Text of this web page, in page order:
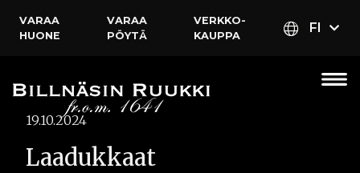
VARAA
HUONE
VARAA
PÖYTÄ
VERKKO­
KAUPPA
FI
19.10.2024
Laadukkaat